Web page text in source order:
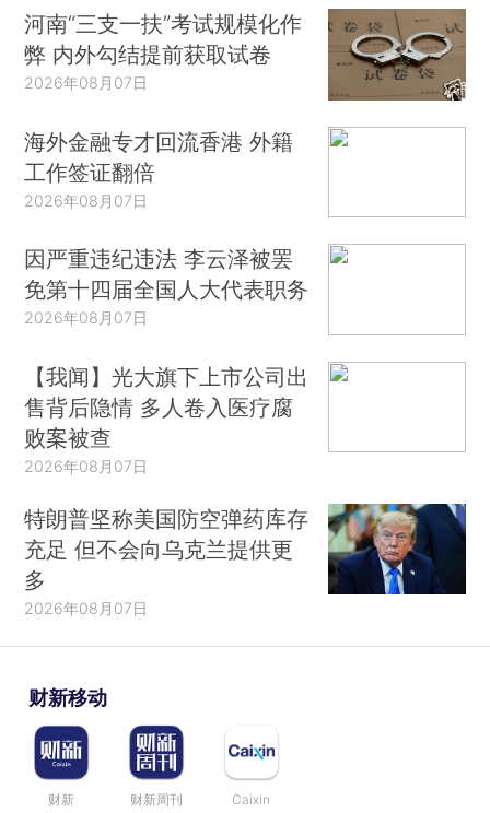
河南“三支一扶”考试规模化作
弊 内外勾结提前获取试卷
2026年08月07日
海外金融专才回流香港 外籍
工作签证翻倍
2026年08月07日
因严重违纪违法 李云泽被罢
免第十四届全国人大代表职务
2026年08月07日
【我闻】光大旗下上市公司出
售背后隐情 多人卷入医疗腐
败案被查
2026年08月07日
特朗普坚称美国防空弹药库存
充足 但不会向乌克兰提供更
多
2026年08月07日
财新移动
财新 财新周刊 Caixin